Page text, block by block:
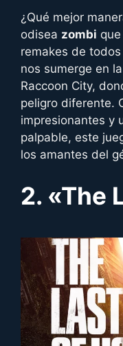
¿Qué mejor
odisea zombi
remakes de
nos sumerge en
Raccoon City,
peligro diferente.
impresionantes y
palpable, este
los amantes del
2. «The